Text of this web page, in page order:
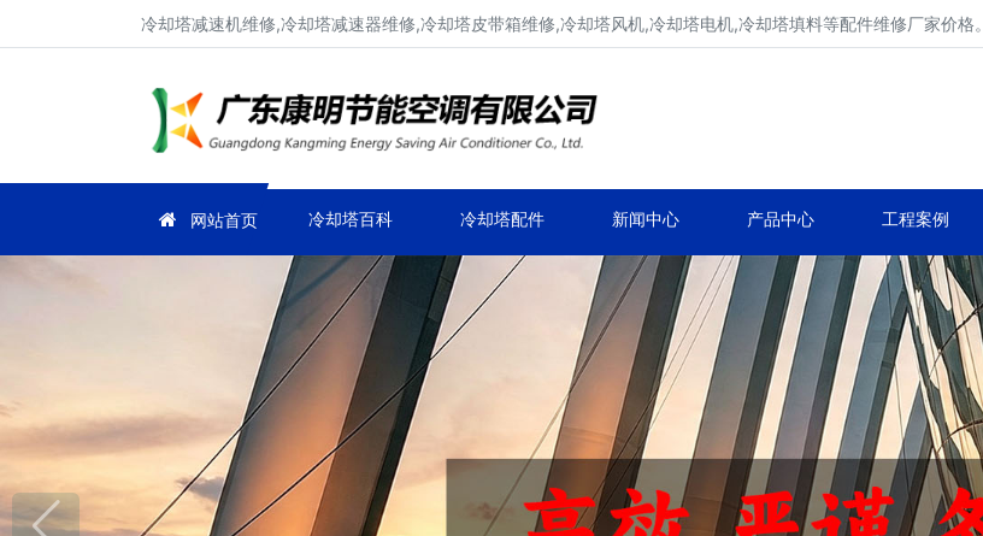
冷却塔减速机维修,冷却塔减速器维修,冷却塔皮带箱维修,冷却塔风机,冷却塔电机,冷却塔填料等配件维修厂家价格。
网站首页 冷却塔百科 冷却塔配件 新闻中心 产品中心 工程案例